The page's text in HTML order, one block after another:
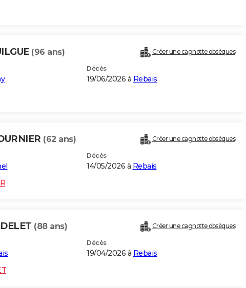
(96 ans) Créer une cagnotte obsèques
Décès
19/06/2026 à Rebais
(62 ans) Créer une cagnotte obsèques
Décès
14/05/2026 à Rebais
(88 ans) Créer une cagnotte obsèques
Décès
19/04/2026 à Rebais